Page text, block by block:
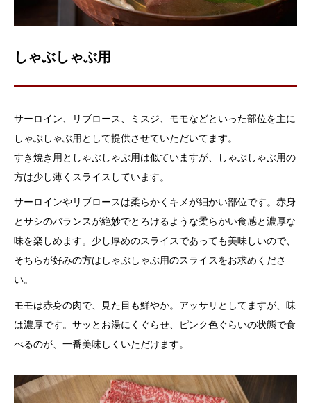
しゃぶしゃぶ用
サーロイン、リブロース、ミスジ、モモなどといった部位を主に
しゃぶしゃぶ用として提供させていただいてます。
すき焼き用としゃぶしゃぶ用は似ていますが、しゃぶしゃぶ用の
方は少し薄くスライスしています。
サーロインやリブロースは柔らかくキメが細かい部位です。赤身
とサシのバランスが絶妙でとろけるような柔らかい食感と濃厚な
味を楽しめます。少し厚めのスライスであっても美味しいので、
そちらが好みの方はしゃぶしゃぶ用のスライスをお求めくださ
い。
モモは赤身の肉で、見た目も鮮やか。アッサリとしてますが、味
は濃厚です。サッとお湯にくぐらせ、ピンク色ぐらいの状態で食
べるのが、一番美味しくいただけます。